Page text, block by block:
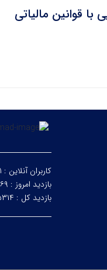
با قوانین مالیاتی
کاربران آنلاین : ۱
بازدید امروز :
بازدید کل :